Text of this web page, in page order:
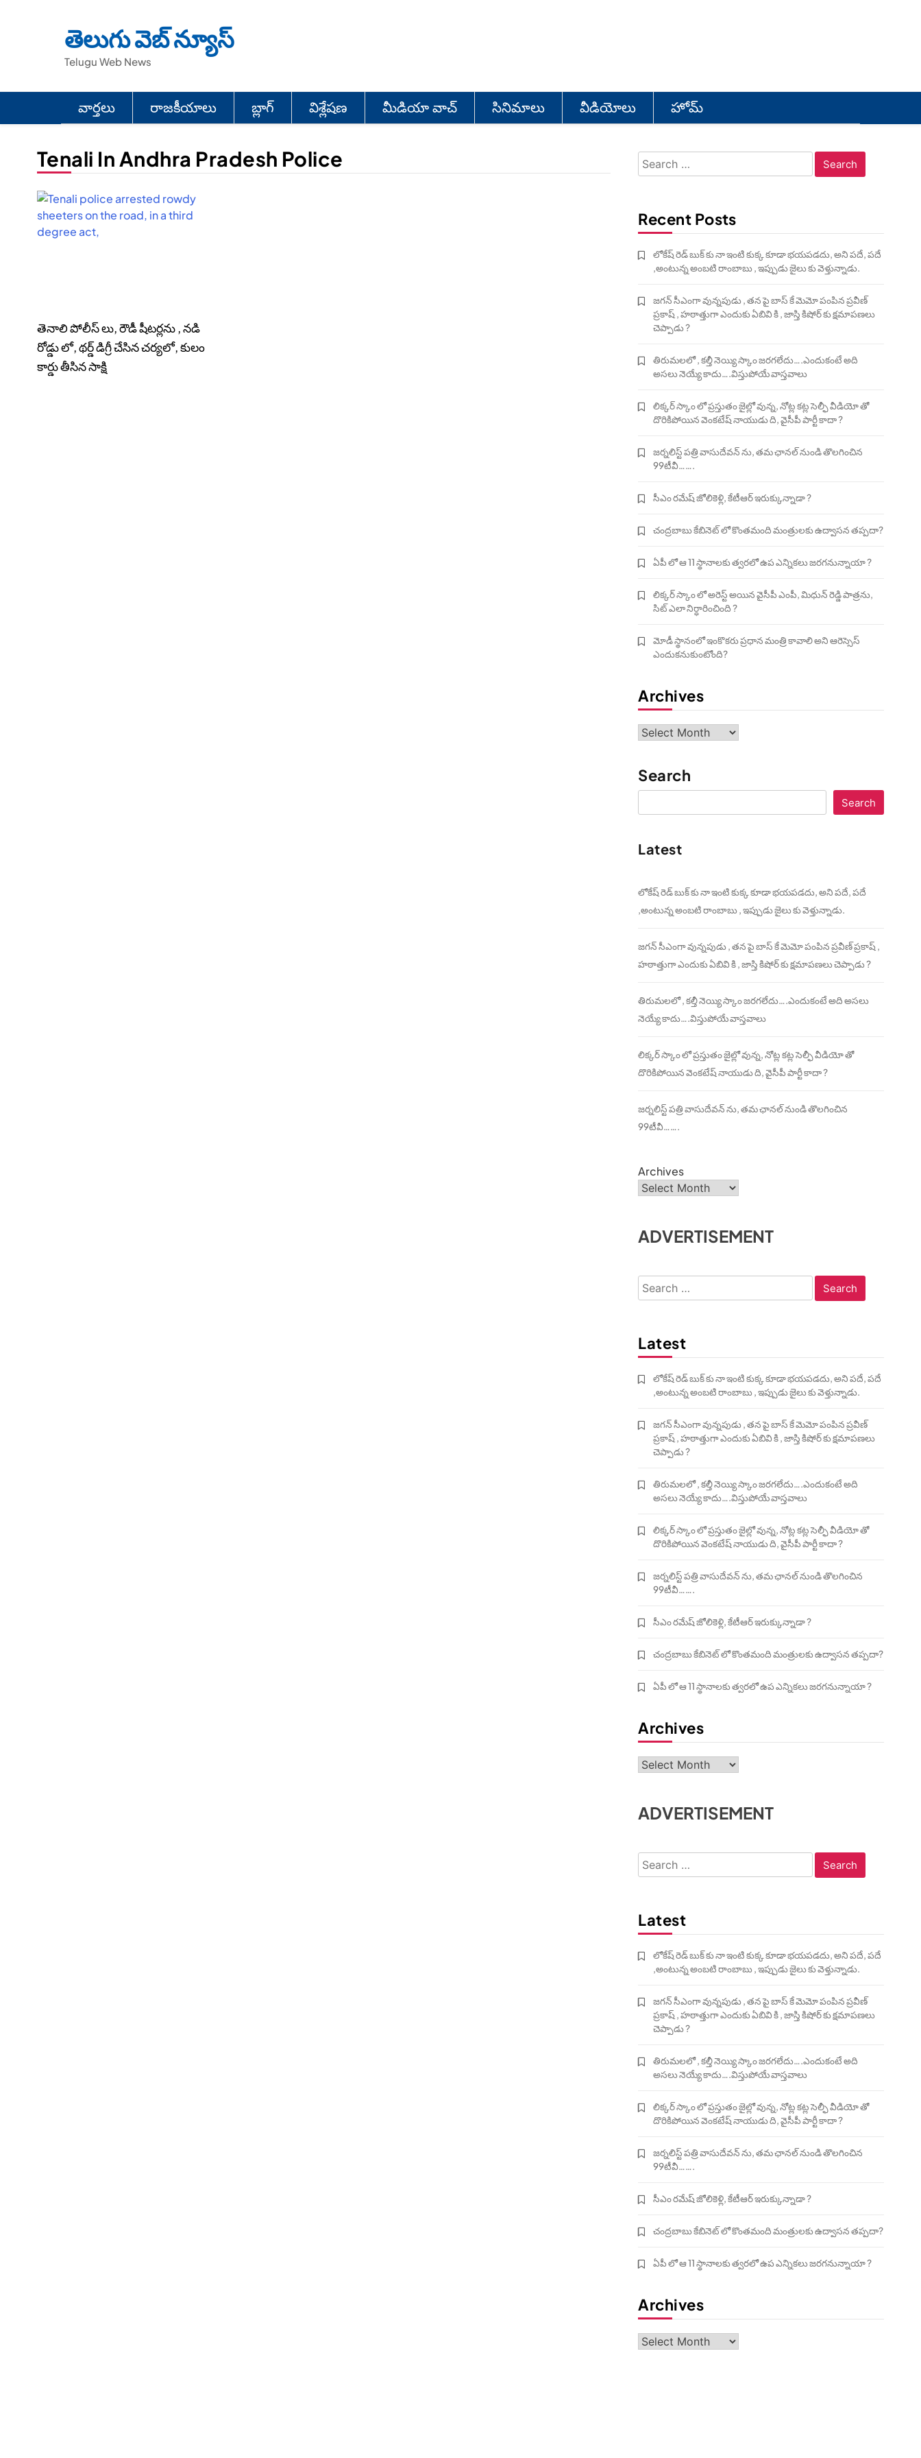
తెలుగు వెబ్ న్యూస్
Telugu Web News
వార్తలు రాజకీయాలు బ్లాగ్ విశ్లేషణ మీడియా వాచ్ సినిమాలు వీడియోలు హోమ్
Tenali In Andhra Pradesh Police
తెనాలి పోలీస్ లు, రౌడీ షీటర్లను , నడి
రోడ్డు లో, థర్డ్ డిగ్రీ చేసిన చర్యలో, కులం
కార్డు తీసిన సాక్షి
Search
for:
Recent Posts
లోకేష్ రెడ్ బుక్ కు నా ఇంటి కుక్క కూడా భయపడదు, అని పదే, పదే
,అంటున్న అంబటి రాంబాబు , ఇప్పుడు జైలు కు వెళ్తున్నాడు.
జగన్ సీఎంగా వున్నపుడు , తన పై బాస్ కే మెమో పంపిన ప్రవీణ్
ప్రకాష్ , హఠాత్తుగా ఎందుకు ఏబివి కి , జాస్తి కిషోర్ కు క్షమాపణలు
చెప్పాడు ?
తిరుమలలో , కల్తీ నెయ్యి స్కాం జరగలేదు….ఎందుకంటే అది
అసలు నెయ్యే కాదు….విస్తుపోయే వాస్తవాలు
లిక్కర్ స్కాం లో ప్రస్తుతం జైల్లో వున్న, నోట్ల కట్ల సెల్ఫీ వీడియో తో
దొరికిపోయిన వెంకటేష్ నాయుడు ది, వైసీపీ పార్టీ కాదా ?
జర్నలిస్ట్ పత్రి వాసుదేవన్ ను, తమ ఛానల్ నుండి తొలగించిన
99టీవీ…….
సీఎం రమేష్ జోలికెళ్లి, కేటీఆర్ ఇరుక్కున్నాడా ?
చంద్రబాబు కేబినెట్ లో కొంతమంది మంత్రులకు ఉద్వాసన తప్పదా?
ఏపీ లో ఆ 11 స్థానాలకు త్వరలో ఉప ఎన్నికలు జరగనున్నాయా ?
లిక్కర్ స్కాం లో అరెస్ట్ అయిన వైసీపీ ఎంపీ, మిధున్ రెడ్డి పాత్రను,
సిట్ ఎలా నిర్ధారించింది ?
మోడీ స్థానంలో ఇంకొకరు ప్రధాన మంత్రి కావాలి అని ఆరెస్సెస్‌
ఎందుకనుకుంటోంది?
Archives
Archives
Search
Search
Latest
లోకేష్ రెడ్ బుక్ కు నా ఇంటి కుక్క కూడా భయపడదు, అని పదే, పదే
,అంటున్న అంబటి రాంబాబు , ఇప్పుడు జైలు కు వెళ్తున్నాడు.
జగన్ సీఎంగా వున్నపుడు , తన పై బాస్ కే మెమో పంపిన ప్రవీణ్ ప్రకాష్ ,
హఠాత్తుగా ఎందుకు ఏబివి కి , జాస్తి కిషోర్ కు క్షమాపణలు చెప్పాడు ?
తిరుమలలో , కల్తీ నెయ్యి స్కాం జరగలేదు….ఎందుకంటే అది అసలు
నెయ్యే కాదు….విస్తుపోయే వాస్తవాలు
లిక్కర్ స్కాం లో ప్రస్తుతం జైల్లో వున్న, నోట్ల కట్ల సెల్ఫీ వీడియో తో
దొరికిపోయిన వెంకటేష్ నాయుడు ది, వైసీపీ పార్టీ కాదా ?
జర్నలిస్ట్ పత్రి వాసుదేవన్ ను, తమ ఛానల్ నుండి తొలగించిన
99టీవీ…….
Archives
ADVERTISEMENT
Search
for:
Latest
లోకేష్ రెడ్ బుక్ కు నా ఇంటి కుక్క కూడా భయపడదు, అని పదే, పదే
,అంటున్న అంబటి రాంబాబు , ఇప్పుడు జైలు కు వెళ్తున్నాడు.
జగన్ సీఎంగా వున్నపుడు , తన పై బాస్ కే మెమో పంపిన ప్రవీణ్
ప్రకాష్ , హఠాత్తుగా ఎందుకు ఏబివి కి , జాస్తి కిషోర్ కు క్షమాపణలు
చెప్పాడు ?
తిరుమలలో , కల్తీ నెయ్యి స్కాం జరగలేదు….ఎందుకంటే అది
అసలు నెయ్యే కాదు….విస్తుపోయే వాస్తవాలు
లిక్కర్ స్కాం లో ప్రస్తుతం జైల్లో వున్న, నోట్ల కట్ల సెల్ఫీ వీడియో తో
దొరికిపోయిన వెంకటేష్ నాయుడు ది, వైసీపీ పార్టీ కాదా ?
జర్నలిస్ట్ పత్రి వాసుదేవన్ ను, తమ ఛానల్ నుండి తొలగించిన
99టీవీ…….
సీఎం రమేష్ జోలికెళ్లి, కేటీఆర్ ఇరుక్కున్నాడా ?
చంద్రబాబు కేబినెట్ లో కొంతమంది మంత్రులకు ఉద్వాసన తప్పదా?
ఏపీ లో ఆ 11 స్థానాలకు త్వరలో ఉప ఎన్నికలు జరగనున్నాయా ?
Archives
Archives
ADVERTISEMENT
Search
for:
Latest
లోకేష్ రెడ్ బుక్ కు నా ఇంటి కుక్క కూడా భయపడదు, అని పదే, పదే
,అంటున్న అంబటి రాంబాబు , ఇప్పుడు జైలు కు వెళ్తున్నాడు.
జగన్ సీఎంగా వున్నపుడు , తన పై బాస్ కే మెమో పంపిన ప్రవీణ్
ప్రకాష్ , హఠాత్తుగా ఎందుకు ఏబివి కి , జాస్తి కిషోర్ కు క్షమాపణలు
చెప్పాడు ?
తిరుమలలో , కల్తీ నెయ్యి స్కాం జరగలేదు….ఎందుకంటే అది
అసలు నెయ్యే కాదు….విస్తుపోయే వాస్తవాలు
లిక్కర్ స్కాం లో ప్రస్తుతం జైల్లో వున్న, నోట్ల కట్ల సెల్ఫీ వీడియో తో
దొరికిపోయిన వెంకటేష్ నాయుడు ది, వైసీపీ పార్టీ కాదా ?
జర్నలిస్ట్ పత్రి వాసుదేవన్ ను, తమ ఛానల్ నుండి తొలగించిన
99టీవీ…….
సీఎం రమేష్ జోలికెళ్లి, కేటీఆర్ ఇరుక్కున్నాడా ?
చంద్రబాబు కేబినెట్ లో కొంతమంది మంత్రులకు ఉద్వాసన తప్పదా?
ఏపీ లో ఆ 11 స్థానాలకు త్వరలో ఉప ఎన్నికలు జరగనున్నాయా ?
Archives
Archives